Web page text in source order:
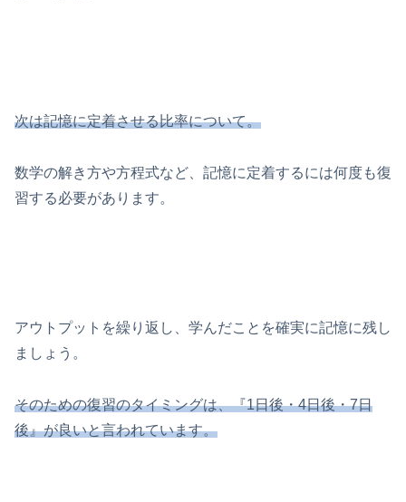
次は記憶に定着させる比率について。
数学の解き方や方程式など、記憶に定着するには何度も復
習する必要があります。
アウトプットを繰り返し、学んだことを確実に記憶に残し
ましょう。
そのための復習のタイミングは、『1日後・4日後・7日
後』が良いと言われています。